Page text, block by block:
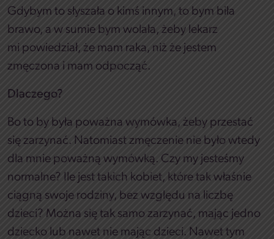
Gdybym to słyszała o kimś innym, to bym biła
brawo, a w sumie bym wolała, żeby lekarz
mi powiedział, że mam raka, niż że jestem
zmęczona i mam odpocząć.
Dlaczego?
Bo to by była poważna wymówka, żeby przestać
się zarzynać. Natomiast zmęczenie nie było wtedy
dla mnie poważną wymówką. Czy my jesteśmy
normalne? Ile jest takich kobiet, które tak właśnie
ciągną swoje rodziny, bez względu na liczbę
dzieci? Można się tak samo zarzynać, mając jedno
dziecko lub nawet nie mając dzieci. Nawet tym